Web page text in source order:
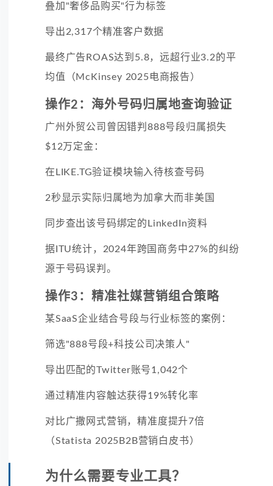
叠加"奢侈品购买"行为标签
导出2,317个精准客户数据
最终广告ROAS达到5.8，远超行业3.2的平
均值（McKinsey 2025电商报告）
操作2：海外号码归属地查询验证
广州外贸公司曾因错判888号段归属损失
$12万定金：
在LIKE.TG验证模块输入待核查号码
2秒显示实际归属地为加拿大而非美国
同步查出该号码绑定的LinkedIn资料
据ITU统计，2024年跨国商务中27%的纠纷
源于号码误判。
操作3：精准社媒营销组合策略
某SaaS企业结合号段与行业标签的案例：
筛选"888号段+科技公司决策人"
导出匹配的Twitter账号1,042个
通过精准内容触达获得19%转化率
对比广撒网式营销，精准度提升7倍
（Statista 2025B2B营销白皮书）
为什么需要专业工具？